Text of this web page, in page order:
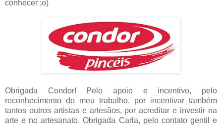
conhecer ;o)
Obrigada Condor! Pelo apoio e incentivo, pelo
reconhecimento do meu trabalho, por incentivar também
tantos outros artistas e artesãos, por acreditar e investir na
arte e no artesanato. Obrigada Carla, pelo contato gentil e